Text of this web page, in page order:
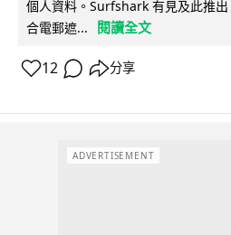
個人資料。Surfshark 有見及此推
合電郵遮...
閱讀全文
12 分享
ADVERTISEMENT